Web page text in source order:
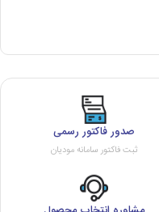
صدور فاکتور رسمی
ثبت فاکتور سامانه مودیان